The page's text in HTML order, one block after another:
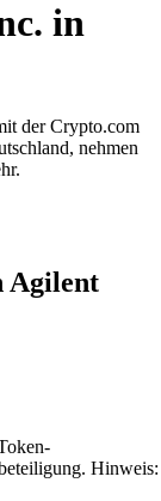
in
der Crypto.com
nehmen
Agilent
Hinweis: